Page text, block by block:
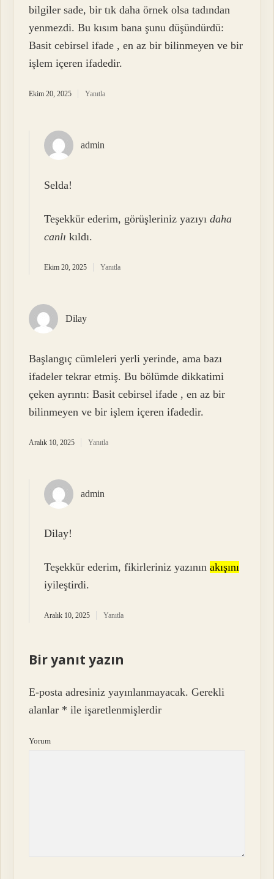
bilgiler sade, bir tık daha örnek olsa tadından
yenmezdi. Bu kısım bana şunu düşündürdü:
Basit cebirsel ifade , en az bir bilinmeyen ve bir
işlem içeren ifadedir.
Ekim 20, 2025 Yanıtla
admin
Selda!
Teşekkür ederim, görüşleriniz yazıyıdaha
canlı kıldı.
Ekim 20, 2025 Yanıtla
Dilay
Başlangıç cümleleri yerli yerinde, ama bazı
ifadeler tekrar etmiş. Bu bölümde dikkatimi
çeken ayrıntı: Basit cebirsel ifade , en az bir
bilinmeyen ve bir işlem içeren ifadedir.
Aralık 10, 2025 Yanıtla
admin
Dilay!
Teşekkür ederim, fikirleriniz yazınınakışını
iyileştirdi.
Aralık 10, 2025 Yanıtla
Bir yanıt yazın
E-posta adresiniz yayınlanmayacak. Gerekli
alanlar * ile işaretlenmişlerdir
Yorum